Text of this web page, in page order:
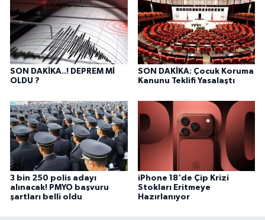
SON DAKİKA..! DEPREM Mİ
OLDU ?
SON DAKİKA: Çocuk Koruma
Kanunu Teklifi Yasalaştı
3 bin 250 polis adayı
alınacak! PMYO başvuru
şartları belli oldu
iPhone 18'de Çip Krizi
Stokları Eritmeye
Hazırlanıyor